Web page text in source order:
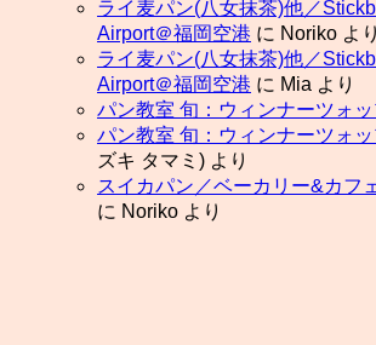
ライ麦パン(八女抹茶)他／
Airport＠福岡空港 に Noriko より
ライ麦パン(八女抹茶)他／
Airport＠福岡空港 に Mia より
パン教室 旬：ウィンナーツォ
パン教室 旬：ウィンナーツォ
ズキ タマミ) より
スイカパン／ベーカリー&カフ
に Noriko より